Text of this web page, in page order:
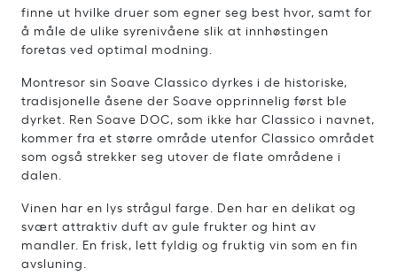
finne ut hvilke druer som egner seg best hvor, samt for
å måle de ulike syrenivåene slik at innhøstingen
foretas ved optimal modning.
Montresor sin Soave Classico dyrkes i de historiske,
tradisjonelle åsene der Soave opprinnelig først ble
dyrket. Ren Soave DOC, som ikke har Classico i navnet,
kommer fra et større område utenfor Classico området
som også strekker seg utover de flate områdene i
dalen.
Vinen har en lys strågul farge. Den har en delikat og
svært attraktiv duft av gule frukter og hint av
mandler. En frisk, lett fyldig og fruktig vin som en fin
avsluning.